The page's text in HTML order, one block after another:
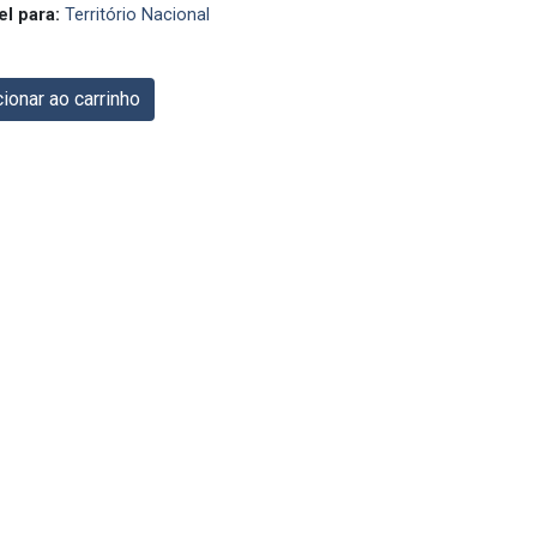
para: Território Nacional
ao carrinho